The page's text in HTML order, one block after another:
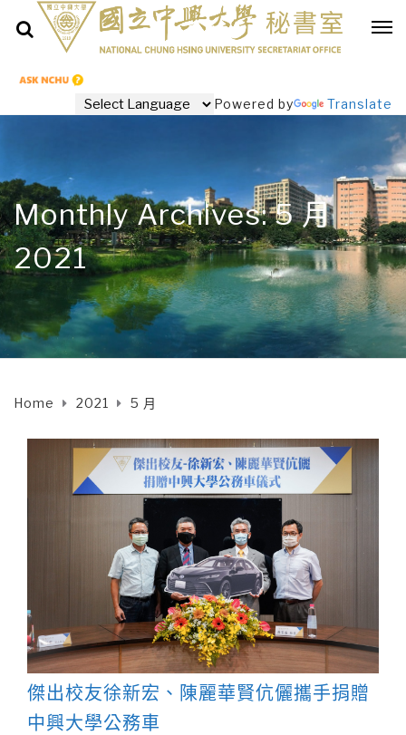
Powered by Translate
Monthly Archives: 5 月
2021
Home 2021 5 月
傑出校友徐新宏、陳麗華賢伉儷攜手捐贈
中興大學公務車